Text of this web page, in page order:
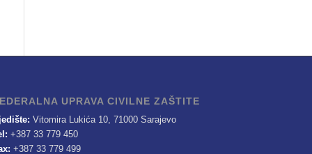
UPRAVA CIVILNE ZAŠTITE
Vitomira Lukića 10, 71000 Sarajevo
+387 33 779 450
+387 33 779 499